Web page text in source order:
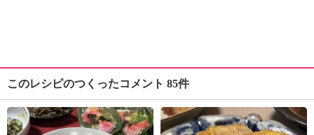
このレシピのつくったコメント 85件